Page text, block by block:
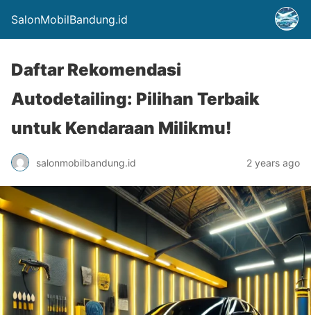
SalonMobilBandung.id
Daftar Rekomendasi
Autodetailing: Pilihan Terbaik
untuk Kendaraan Milikmu!
salonmobilbandung.id 2 years ago